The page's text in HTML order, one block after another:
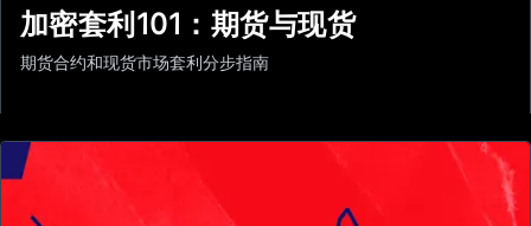
加密套利101：期货与现货
期货合约和现货市场套利分步指南